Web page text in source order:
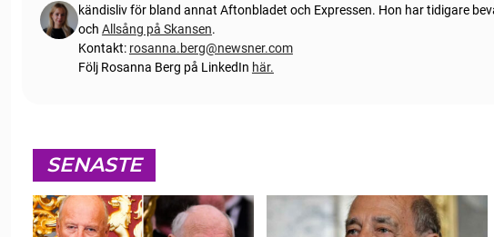
kändisliv för bland annat Aftonbladet och Expressen. Hon har tidigare
och Allsång på Skansen.
Kontakt: rosanna.berg@newsner.com
Följ Rosanna Berg på LinkedIn här.
SENASTE